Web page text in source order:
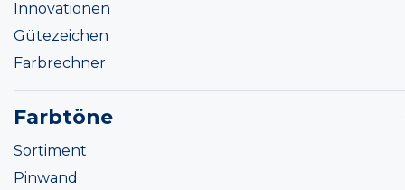
Innovationen
Gütezeichen
Farbrechner
Farbtöne
Sortiment
Pinwand